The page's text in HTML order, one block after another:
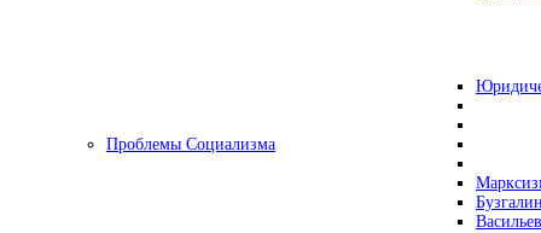
Проблемы Социализма